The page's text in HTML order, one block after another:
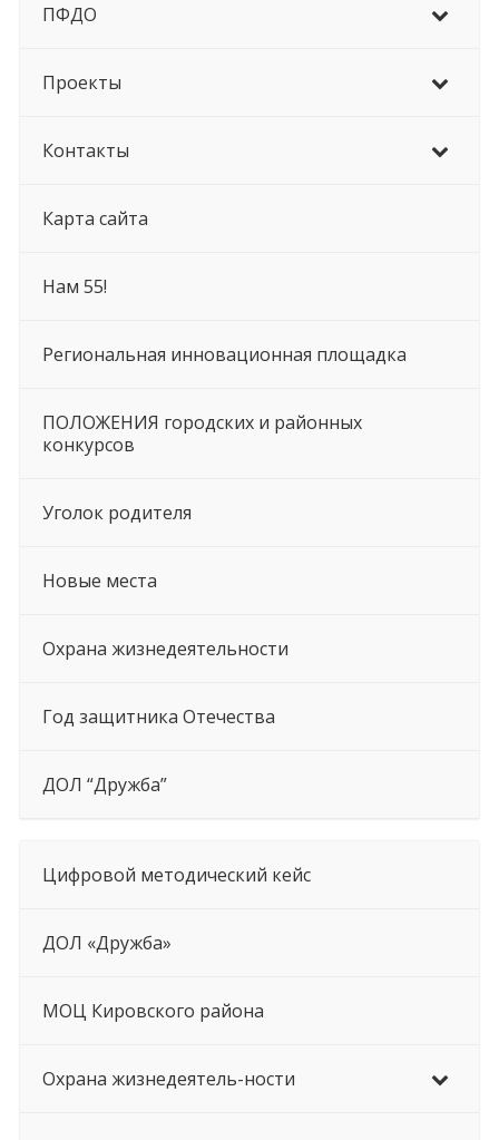
ПФДО
Проекты
Контакты
Карта сайта
Нам 55!
Региональная инновационная площадка
ПОЛОЖЕНИЯ городских и районных
конкурсов
Уголок родителя
Новые места
Охрана жизнедеятельности
Год защитника Отечества
ДОЛ “Дружба”
Цифровой методический кейс
ДОЛ «Дружба»
МОЦ Кировского района
Охрана жизнедеятель-ности